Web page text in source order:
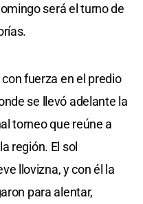
será el turno de
fuerza en el predio
se llevó adelante la
torneo que reúne a
región. El sol
llovizna, y con él la
para alentar,